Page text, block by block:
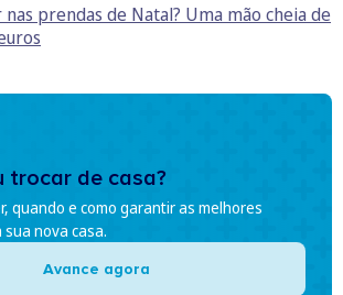
nas prendas de Natal? Uma mão cheia de
trocar de casa?
quando e como garantir as melhores
nova casa.
Avance agora